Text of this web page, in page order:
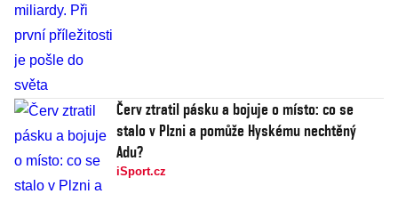
Červ ztratil pásku a bojuje o místo: co se
stalo v Plzni a pomůže Hyskému nechtěný
Adu?
iSport.cz